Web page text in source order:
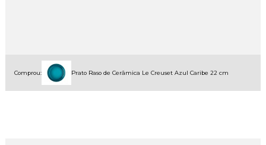
Comprou: Prato Raso de Cerâmica Le Creuset Azul Caribe 22 cm